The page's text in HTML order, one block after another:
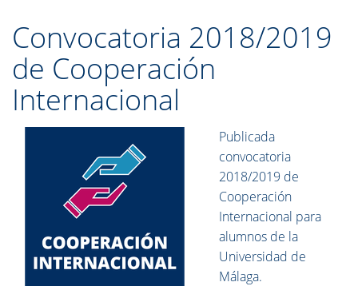
Convocatoria 2018/2019
de Cooperación
Internacional
Publicada
convocatoria
2018/2019 de
Cooperación
Internacional para
alumnos de la
Universidad de
Málaga.